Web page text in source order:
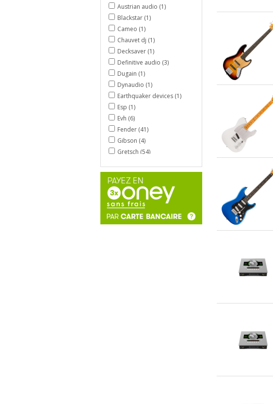
Austrian audio (1)
Blackstar (1)
Cameo (1)
Chauvet dj (1)
Decksaver (1)
Definitive audio (3)
Dugain (1)
Dynaudio (1)
Earthquaker devices (1)
Esp (1)
Evh (6)
Fender (41)
Gibson (4)
Gretsch (54)
Hk audio (1)
J.collyns (1)
Ld systems (1)
Legator (9)
Line 6 (1)